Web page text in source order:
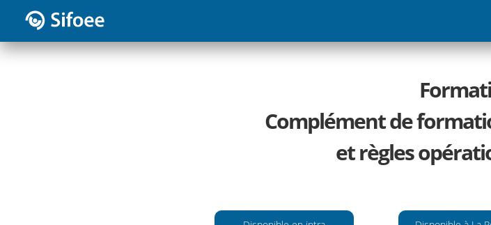
Complément de
et règles